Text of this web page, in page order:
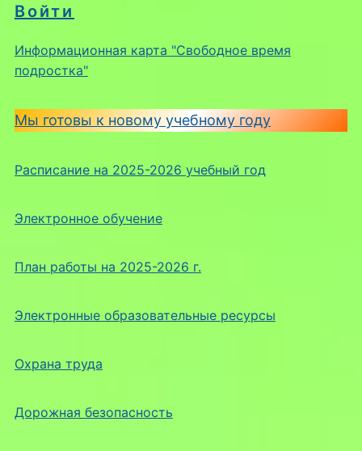
Войти
Информационная карта "Свободное время
подростка"
Мы готовы к новому учебному году
Расписание на 2025-2026 учебный год
Электронное обучение
План работы на 2025-2026 г.
Электронные образовательные ресурсы
Охрана труда
Дорожная безопасность